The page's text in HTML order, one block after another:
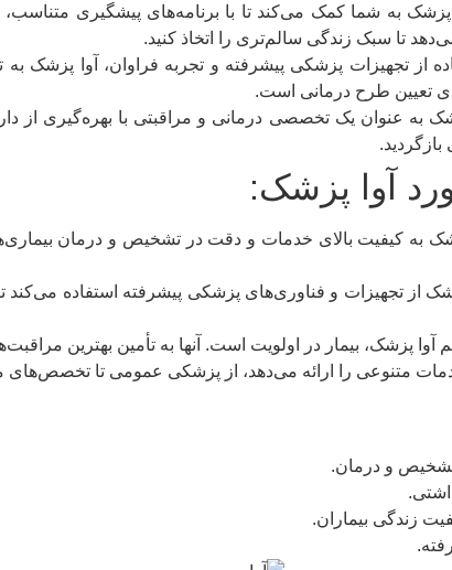
به شما کمک می‌کند تا با برنامه‌های پیشگیری متناسب،
تا سبک زندگی سالم‌تری را اتخاذ کنید.
از تجهیزات پزشکی پیشرفته و تجربه فراوان، آوا پزشک
تعیین طرح درمانی است.
به عنوان یک تخصصی درمانی و مراقبتی با بهره‌گیری از
بازگردید.
آوا پزشک:
به کیفیت بالای خدمات و دقت در تشخیص و درمان
از تجهیزات و فناوری‌های پزشکی پیشرفته استفاده می‌کند
آوا پزشک، بیمار در اولویت است. آنها به تأمین بهترین
متنوعی را ارائه می‌دهد، از پزشکی عمومی تا
و درمان.
زندگی بیماران.